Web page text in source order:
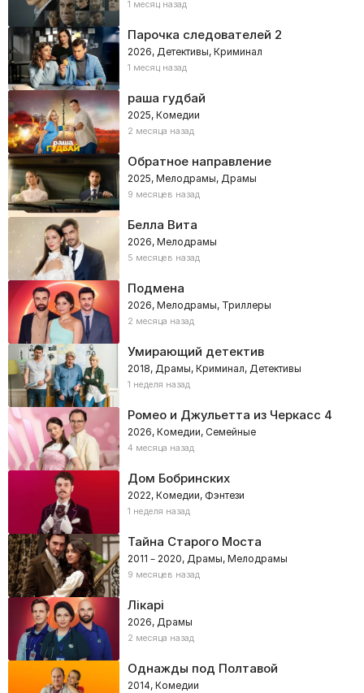
1 месяц назад
Парочка следователей 2
2026, Детективы, Криминал
1 месяц назад
раша гудбай
2025, Комедии
2 месяца назад
Обратное направление
2025, Мелодрамы, Драмы
9 месяцев назад
Белла Вита
2026, Мелодрамы
5 месяцев назад
Подмена
2026, Мелодрамы, Триллеры
2 месяца назад
Умирающий детектив
2018, Драмы, Криминал, Детективы
1 неделя назад
Ромео и Джульетта из Черкасс 4
2026, Комедии, Семейные
4 месяца назад
Дом Бобринских
2022, Комедии, Фэнтези
1 неделя назад
Тайна Старого Моста
2011 – 2020, Драмы, Мелодрамы
9 месяцев назад
Лікарі
2026, Драмы
2 месяца назад
Однажды под Полтавой
2014, Комедии